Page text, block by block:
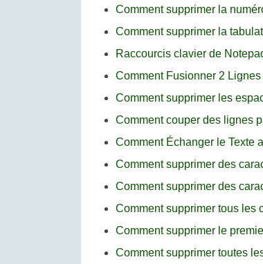
Comment supprimer la
Comment supprimer la
Raccourcis clavier de
Comment Fusionner 2
Comment supprimer les
Comment couper des lignes
Comment Échanger le Texte
Comment supprimer des
Comment supprimer des
Comment supprimer tous les
Comment supprimer le
Comment supprimer toutes